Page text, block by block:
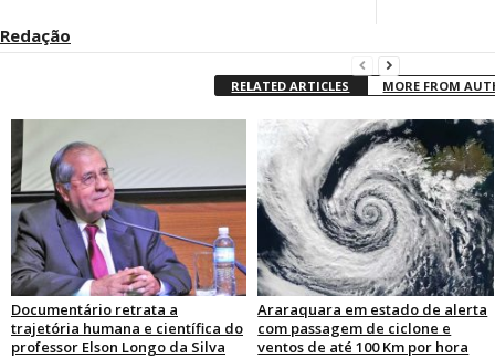
Redação
RELATED ARTICLES MORE FROM
Documentário retrata a
trajetória humana e científica do
professor Elson Longo da Silva
Araraquara em estado de alerta
com passagem de ciclone e
ventos de até 100 Km por hora